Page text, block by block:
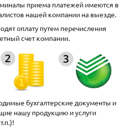
приема платежей имеются в
нашей компании на выезде.
оплату путем перечисления
счет компании.
бухгалтерские документы и
нашу продукцию и услуги